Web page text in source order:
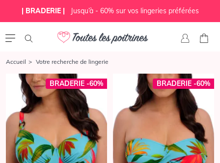
| BRADERIE | Jusqu’à - 60% sur vos lingeries préférées
Accueil Votre recherche de lingerie
BRADERIE -60% BRADERIE -60%